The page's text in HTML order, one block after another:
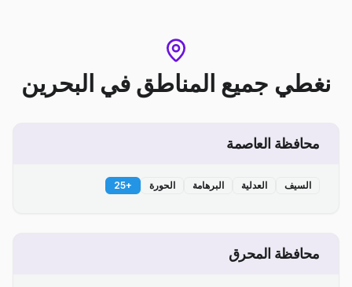
نغطي جميع المناطق في البحرين
محافظة العاصمة
السيف العدلية البرهامة الحورة +
25
محافظة المحرق